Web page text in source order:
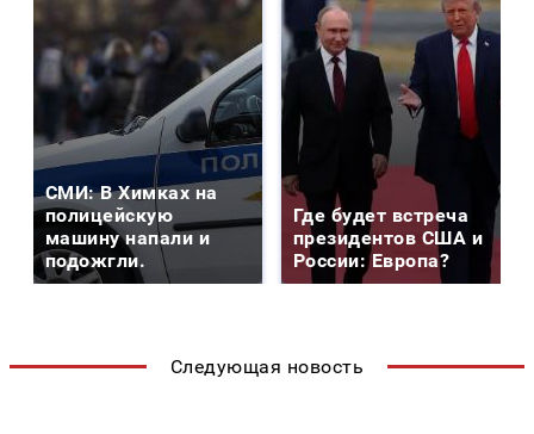
СМИ: В Химках на
полицейскую
машину напали и
подожгли.
Где будет встреча
президентов США и
России: Европа?
Следующая новость